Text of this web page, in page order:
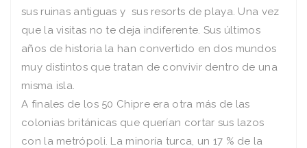
sus ruinas antiguas y sus resorts de playa. Una vez
que la visitas no te deja indiferente. Sus últimos
años de historia la han convertido en dos mundos
muy distintos que tratan de convivir dentro de una
misma isla.
A finales de los 50 Chipre era otra más de las
colonias británicas que querían cortar sus lazos
con la metrópoli. La minoría turca, un 17 % de la